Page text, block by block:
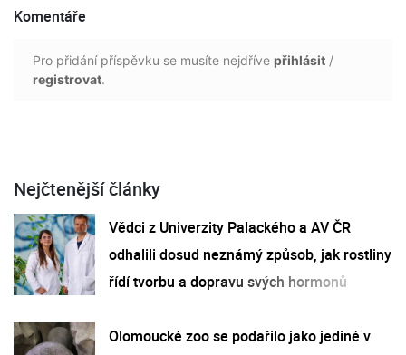
Komentáře
Pro přidání příspěvku se musíte nejdříve přihlásit /
registrovat.
Nejčtenější články
Vědci z Univerzity Palackého a AV ČR
odhalili dosud neznámý způsob, jak rostliny
řídí tvorbu a dopravu svých hormonů
Olomoucké zoo se podařilo jako jediné v